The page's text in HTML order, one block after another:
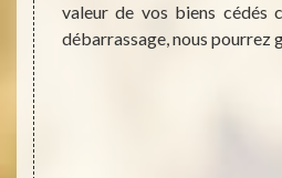
valeur de vos biens cédés
débarrassage, nous pourrez